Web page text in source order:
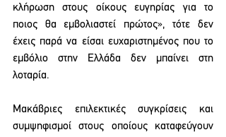
κλήρωση στους οίκους ευγηρίας για το
ποιος θα εμβολιαστεί πρώτος», τότε δεν
έχεις παρά να είσαι ευχαριστημένος που το
εμβόλιο στην Ελλάδα δεν μπαίνει στη
λοταρία.
Μακάβριες επιλεκτικές συγκρίσεις και
συμψηφισμοί στους οποίους καταφεύγουν